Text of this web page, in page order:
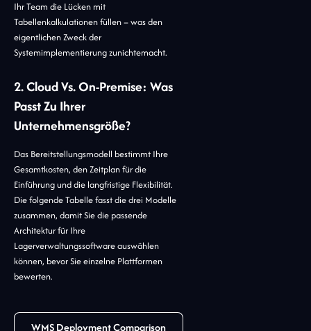
Ihr Team die Lücken mit
Tabellenkalkulationen füllen – was den
eigentlichen Zweck der
Systemimplementierung zunichtemacht.
2. Cloud Vs. On-Premise: Was
Passt Zu Ihrer
Unternehmensgröße?
Das Bereitstellungsmodell bestimmt Ihre
Gesamtkosten, den Zeitplan für die
Einführung und die langfristige Flexibilität.
Die folgende Tabelle fasst die drei Modelle
zusammen, damit Sie die passende
Architektur für Ihre
Lagerverwaltungssoftware auswählen
können, bevor Sie einzelne Plattformen
bewerten.
WMS Deployment Comparison